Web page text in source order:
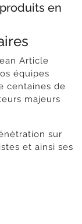
en
Article
équipes
centaines de
majeurs
sur
et ainsi ses